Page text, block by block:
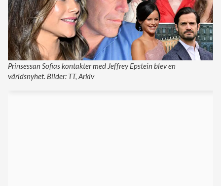
Prinsessan Sofias kontakter med Jeffrey Epstein blev en
världsnyhet. Bilder: TT, Arkiv